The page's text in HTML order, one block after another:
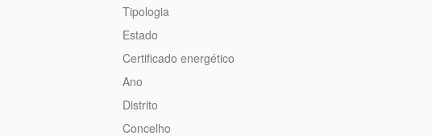
Tipologia
Estado
Certificado energético
Ano
Distrito
Concelho